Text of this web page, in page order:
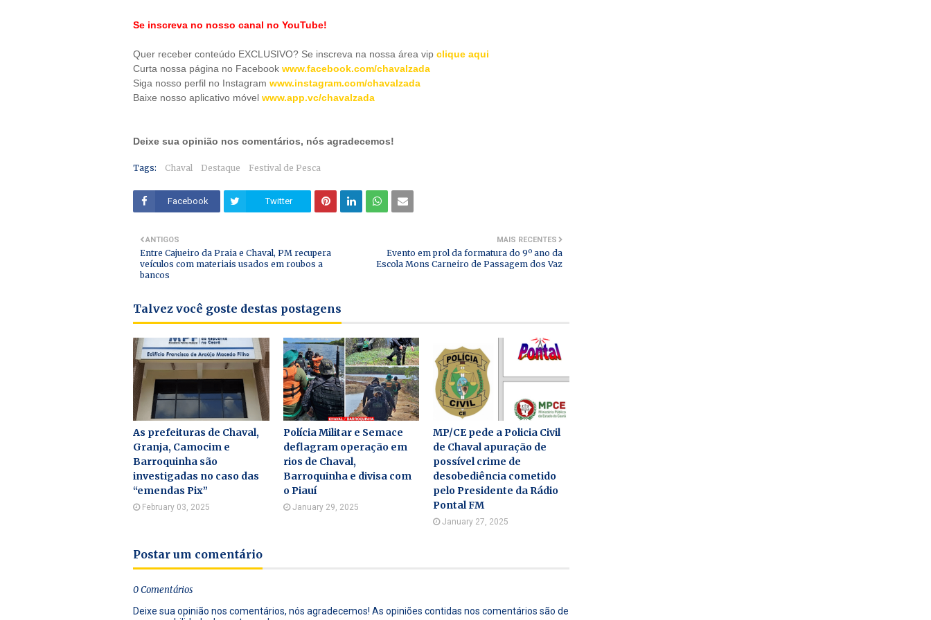
Se inscreva no nosso canal no YouTube!
Quer receber conteúdo EXCLUSIVO? Se inscreva na nossa área vip clique aqui
Curta nossa página no Facebook www.facebook.com/chavalzada
Siga nosso perfil no Instagram www.instagram.com/chavalzada
Baixe nosso aplicativo móvel www.app.vc/chavalzada
Deixe sua opinião nos comentários, nós agradecemos!
Tags: Chaval Destaque Festival de Pesca
Facebook Twitter
MAIS RECENTES
Evento em prol da formatura do 9º ano da
Escola Mons Carneiro de Passagem dos Vaz
ANTIGOS
Entre Cajueiro da Praia e Chaval, PM recupera
veículos com materiais usados em roubos a
bancos
Talvez você goste destas postagens
As prefeituras de Chaval,
Granja, Camocim e
Barroquinha são
investigadas no caso das
“emendas Pix”
February 03, 2025
Polícia Militar e Semace
deflagram operação em
rios de Chaval,
Barroquinha e divisa com
o Piauí
January 29, 2025
MP/CE pede a Policia Civil
de Chaval apuração de
possível crime de
desobediência cometido
pelo Presidente da Rádio
Pontal FM
January 27, 2025
Postar um comentário
0 Comentários
Deixe sua opinião nos comentários, nós agradecemos! As opiniões contidas nos comentários são de